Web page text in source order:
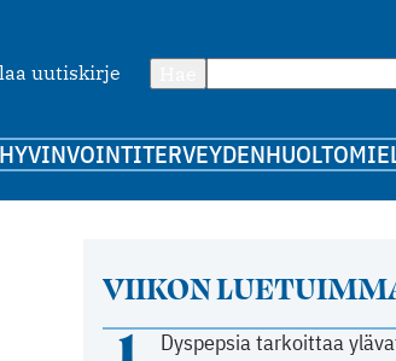
uutiskirje
HYVINVOINTITERVEYDENHUOLTO
VIIKON
Dyspepsia tarkoittaa